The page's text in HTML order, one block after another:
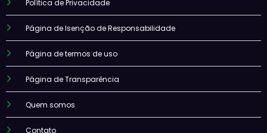
Política de Privacidade
Página de Isenção de Responsabilidade
Página de termos de uso
Página de Transparência
Quem somos
Contato